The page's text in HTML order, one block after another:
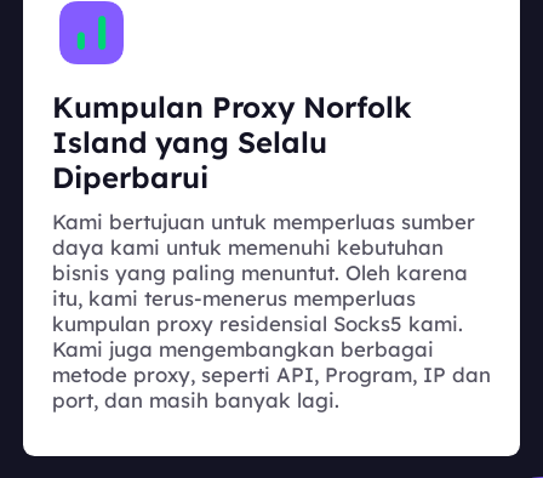
Kumpulan Proxy Norfolk
Island yang Selalu
Diperbarui
Kami bertujuan untuk memperluas sumber
daya kami untuk memenuhi kebutuhan
bisnis yang paling menuntut. Oleh karena
itu, kami terus-menerus memperluas
kumpulan proxy residensial Socks5 kami.
Kami juga mengembangkan berbagai
metode proxy, seperti API, Program, IP dan
port, dan masih banyak lagi.